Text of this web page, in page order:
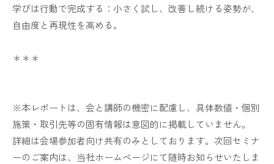
学びは行動で完成する：小さく試し、改善し続ける姿勢が、
自由度と再現性を高める。
＊＊＊
※本レポートは、会と講師の機密に配慮し、具体数値・個別
施策・取引先等の固有情報は意図的に掲載していません。
詳細は会場参加者向け共有のみとしております。次回セミナ
ーのご案内は、当社ホームページにて随時お知らせいたしま